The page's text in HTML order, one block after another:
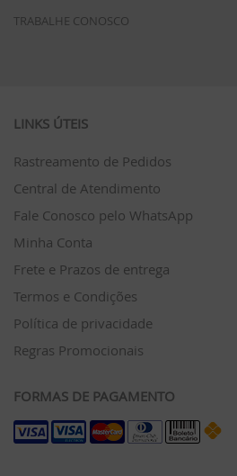
TRABALHE CONOSCO
LINKS ÚTEIS
Rastreamento de Pedidos
Central de Atendimento
Fale Conosco pelo WhatsApp
Minha Conta
Frete e Prazos de entrega
Termos e Condições
Política de privacidade
Regras Promocionais
FORMAS DE PAGAMENTO